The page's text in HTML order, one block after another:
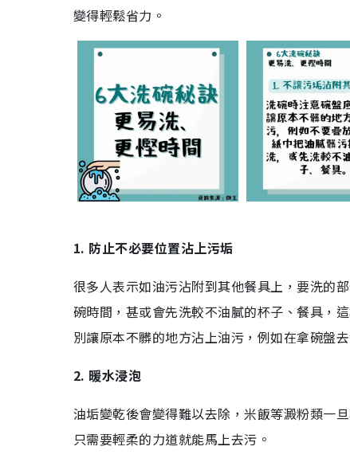
變得輕鬆省力。
1. 防止不必要位置沾上污垢
很多人表示如油污沾附到其他餐具上，要洗的
碗時間，甚或會先洗較不油膩的杯子、餐具，
別讓原本不髒的地方沾上油污，例如在拿碗盤
2. 暖水浸泡
油垢變乾後會變得難以去除，米飯等澱粉類一
只需要輕柔的力道就能馬上去污。